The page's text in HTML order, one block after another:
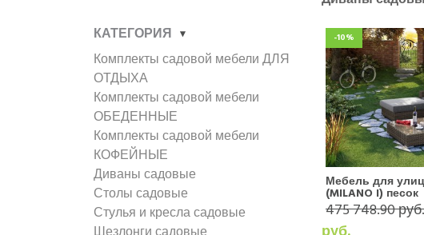
КАТЕГОРИЯ
Комплекты садовой мебели ДЛЯ
ОТДЫХА
Комплекты садовой мебели
ОБЕДЕННЫЕ
Комплекты садовой мебели
КОФЕЙНЫЕ
Диваны садовые
Столы садовые
Стулья и кресла садовые
-10%
Мебель для
(MILANO I) песок
475 748.90 руб.